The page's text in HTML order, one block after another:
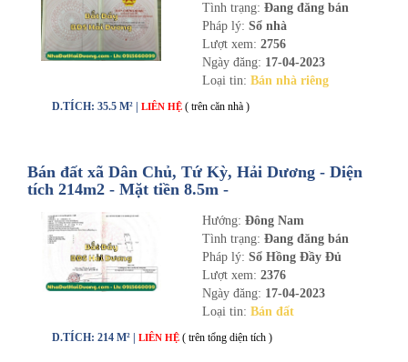
Tình trạng: Đang đăng bán
Pháp lý: Sổ nhà
Lượt xem: 2756
Ngày đăng: 17-04-2023
Loại tin: Bán nhà riêng
D.TÍCH: 35.5 M² | LIÊN HỆ ( trên căn nhà )
Bán đất xã Dân Chủ, Tứ Kỳ, Hải Dương - Diện
tích 214m2 - Mặt tiền 8.5m -
Hướng: Đông Nam
Tình trạng: Đang đăng bán
Pháp lý: Sổ Hồng Đầy Đủ
Lượt xem: 2376
Ngày đăng: 17-04-2023
Loại tin: Bán đất
D.TÍCH: 214 M² | LIÊN HỆ ( trên tổng diện tích )